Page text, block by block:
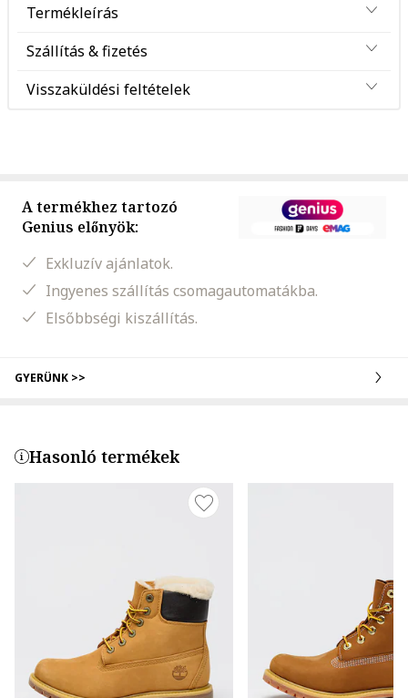
Termékleírás
Szállítás & fizetés
Visszaküldési feltételek
A termékhez tartozó
Genius előnyök:
Exkluzív ajánlatok.
Ingyenes szállítás csomagautomatákba.
Elsőbbségi kiszállítás.
GYERÜNK >>
Hasonló termékek